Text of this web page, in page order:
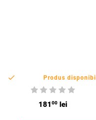
 Produs disponibil
18100lei